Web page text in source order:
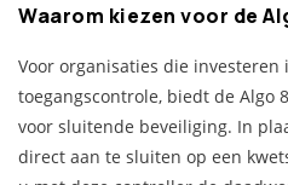
Waarom kiezen voor de
Voor organisaties die investeren
toegangscontrole, biedt de Algo
voor sluitende beveiliging. In
direct aan te sluiten op een